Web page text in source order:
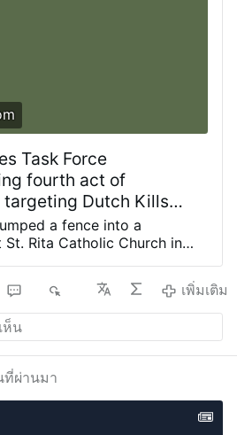
Task Force
fourth act of
Dutch Kills
2024: NYPD
a fence into a
Rita Catholic Church in
with a hammer, knocking it
Photos courtesy of
The NYPD Hate
is investigating the
in the Dutch Kills section
City. The incident occurred
of the 114th Precinct during
เพิ่มเติม
ที่ผ่านมา